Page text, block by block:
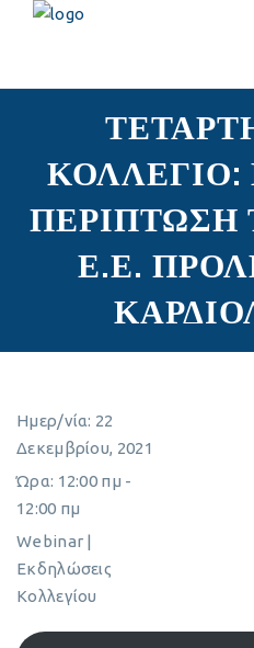
ΚΟΛΛΕΓΙΟ:
ΠΕΡΙΠΤΩΣΗ
Ε.Ε.
Ημερ/νία: 22
Δεκεμβρίου, 2021
Ώρα: 12:00 πμ -
12:00 πμ
Webinar |
Εκδηλώσεις
Κολλεγίου